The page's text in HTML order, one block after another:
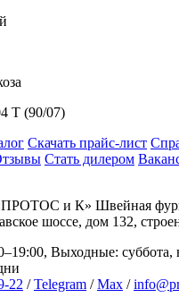
T (90/07)
Скачать прайс-лист
Стать дилером
и К» Швейная
шоссе, дом 132,
Выходные: суббота,
22 /Telegram /Max /